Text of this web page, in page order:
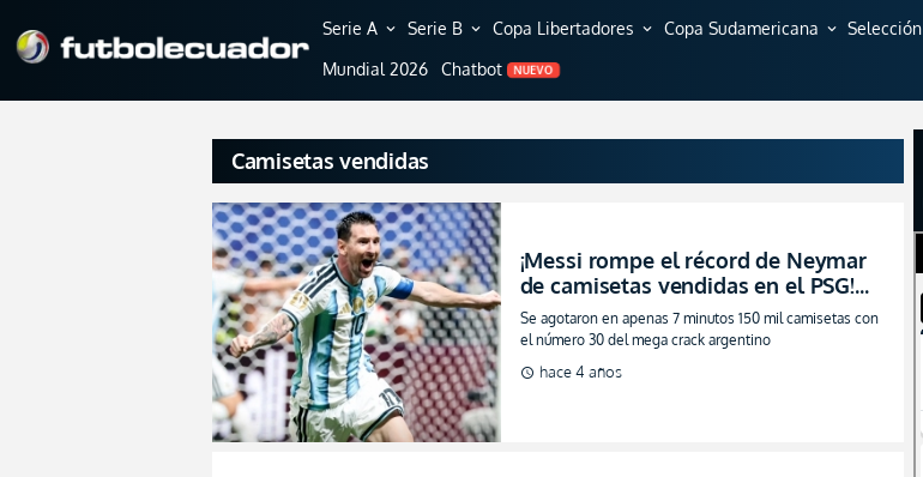
Serie A expand_more Serie B expand_more Copa Libertadores expand_more Copa Sudamericana expand_more Selección
Mundial 2026 Chatbot NUEVO
Camisetas vendidas
¡Messi rompe el récord de Neymar
de camisetas vendidas en el PSG!
(VIDEO)
Se agotaron en apenas 7 minutos 150 mil camisetas con
el número 30 del mega crack argentino
schedule hace 4 años